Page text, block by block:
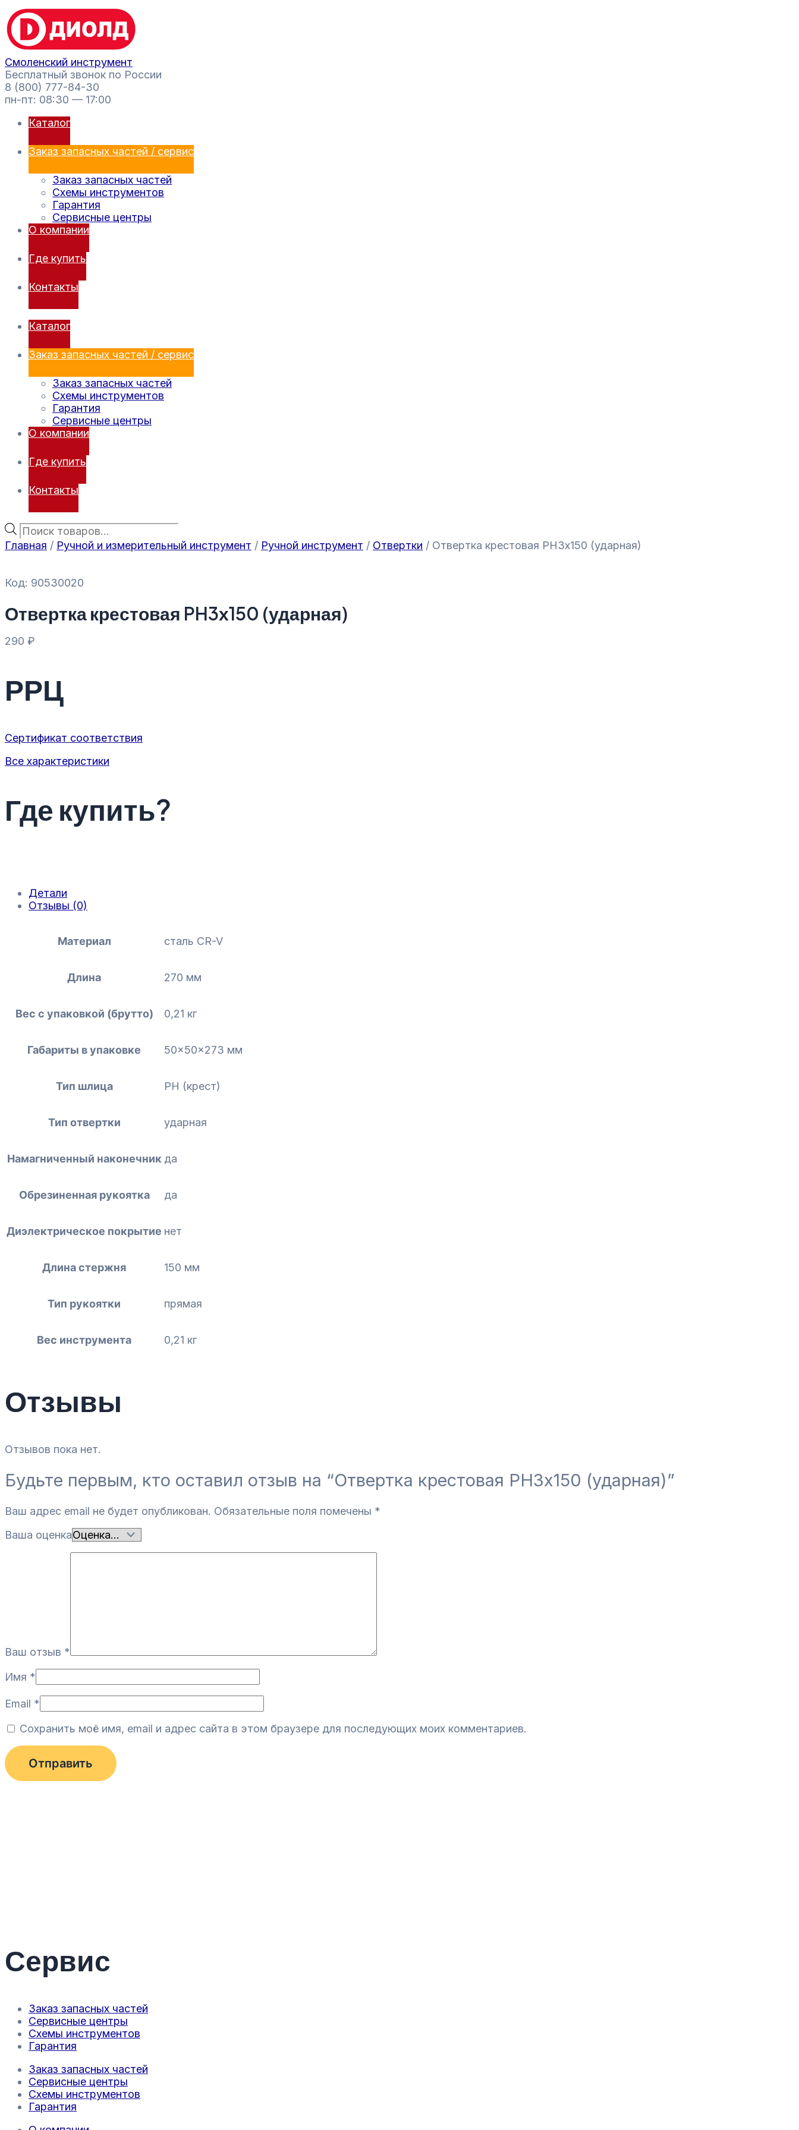
Перейти
к
содержимому
Смоленский инструмент
Бесплатный звонок по России
8 (800) 777-84-30
пн-пт: 08:30 — 17:00
Каталог
Заказ запасных частей / сервис
Заказ запасных частей
Схемы инструментов
Гарантия
Сервисные центры
О компании
Где купить
Контакты
Каталог
Заказ запасных частей / сервис
Заказ запасных частей
Схемы инструментов
Гарантия
Сервисные центры
О компании
Где купить
Контакты
Поиск
товаров
Главная / Ручной и измерительный инструмент / Ручной инструмент / Отвертки / Отвертка крестовая PH3х150 (ударная)
Код: 90530020
Отвертка крестовая PH3х150 (ударная)
290 ₽
РРЦ
Сертификат соответствия
Все характеристики
Где купить?
Детали
Отзывы (0)
Материал сталь CR-V
Длина 270 мм
Вес с упаковкой (брутто) 0,21 кг
Габариты в упаковке 50x50x273 мм
Тип шлица PH (крест)
Тип отвертки ударная
Намагниченный наконечник да
Обрезиненная рукоятка да
Диэлектрическое покрытие нет
Длина стержня 150 мм
Тип рукоятки прямая
Вес инструмента 0,21 кг
Отзывы
Отзывов пока нет.
Будьте первым, кто оставил отзыв на “Отвертка крестовая PH3х150 (ударная)”
Ваш адрес email не будет опубликован. Обязательные поля помечены *
Ваша оценка
Ваш отзыв *
Имя *
Email *
Сохранить моё имя, email и адрес сайта в этом браузере для последующих моих комментариев.
Сервис
Заказ запасных частей
Сервисные центры
Схемы инструментов
Гарантия
Заказ запасных частей
Сервисные центры
Схемы инструментов
Гарантия